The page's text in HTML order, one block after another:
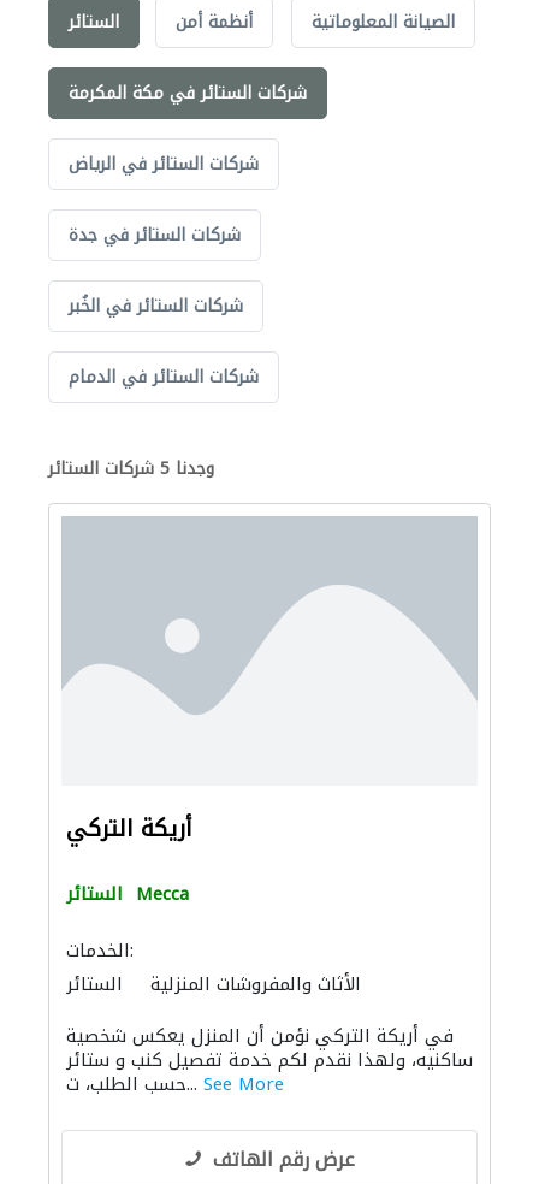
الستائر أنظمة أمن الصيانة المعلوماتية
شركات الستائر في مكة المكرمة
شركات الستائر في الرياض
شركات الستائر في جدة
شركات الستائر في الخُبر
شركات الستائر في الدمام
وجدنا 5 شركات الستائر
أريكة التركي
الستائر Mecca
الخدمات:
الستائر
الأثاث والمفروشات المنزلية
في أريكة التركي نؤمن أن المنزل يعكس شخصية
ساكنيه، ولهذا نقدم لكم خدمة تفصيل كنب و ستائر
حسب الطلب، ت... See More
عرض رقم الهاتف